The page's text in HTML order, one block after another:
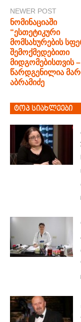
NEWER POST
ნომინაციაში
“ესთეტიკური
მომსახურების
შემოქმედებითი
მიდგომებისთვის
წარდგენილია
აბრამიძე
ტოპ სიახლეები